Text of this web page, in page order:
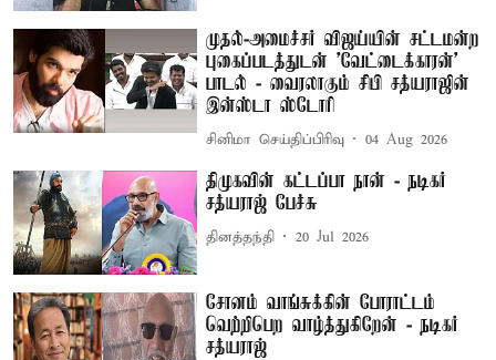
முதல்-அமைச்சர் விஜய்யின் சட்டமன்ற
புகைப்படத்துடன் 'வேட்டைக்காரன்'
பாடல் - வைரலாகும் சிபி சத்யராஜின்
இன்ஸ்டா ஸ்டோரி
சினிமா செய்திப்பிரிவு 04 Aug 2026
திமுகவின் கட்டப்பா நான் - நடிகர்
சத்யராஜ் பேச்சு
தினத்தந்தி 20 Jul 2026
சோனம் வாங்சுக்கின் போராட்டம்
வெற்றிபெற வாழ்த்துகிறேன் - நடிகர்
சத்யராஜ்